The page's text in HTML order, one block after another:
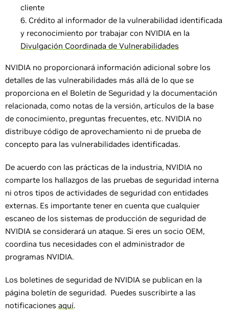
cliente
Crédito al informador de la vulnerabilidad identificada
y reconocimiento por trabajar con NVIDIA en la
Divulgación Coordinada de Vulnerabilidades
NVIDIA no proporcionará información adicional sobre los
detalles de las vulnerabilidades más allá de lo que se
proporciona en el Boletín de Seguridad y la documentación
relacionada, como notas de la versión, artículos de la base
de conocimiento, preguntas frecuentes, etc. NVIDIA no
distribuye código de aprovechamiento ni de prueba de
concepto para las vulnerabilidades identificadas.
De acuerdo con las prácticas de la industria, NVIDIA no
comparte los hallazgos de las pruebas de seguridad interna
ni otros tipos de actividades de seguridad con entidades
externas. Es importante tener en cuenta que cualquier
escaneo de los sistemas de producción de seguridad de
NVIDIA se considerará un ataque. Si eres un socio OEM,
coordina tus necesidades con el administrador de
programas NVIDIA.
Los boletines de seguridad de NVIDIA se publican en la
página boletín de seguridad. Puedes suscribirte a las
notificaciones aquí.